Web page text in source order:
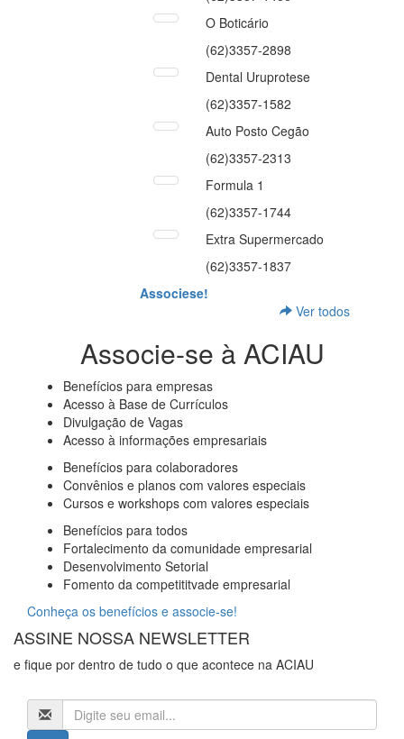
O Boticário
(62)3357-2898
Dental Uruprotese
(62)3357-1582
Auto Posto Cegão
(62)3357-2313
Formula 1
(62)3357-1744
Extra Supermercado
(62)3357-1837
Associese!
Ver todos
Associe-se à ACIAU
Benefícios para empresas
Acesso à Base de Currículos
Divulgação de Vagas
Acesso à informações empresariais
Benefícios para colaboradores
Convênios e planos com valores especiais
Cursos e workshops com valores especiais
Benefícios para todos
Fortalecimento da comunidade empresarial
Desenvolvimento Setorial
Fomento da competititvade empresarial
Conheça os benefícios e associe-se!
ASSINE NOSSA NEWSLETTER
e fique por dentro de tudo o que acontece na ACIAU